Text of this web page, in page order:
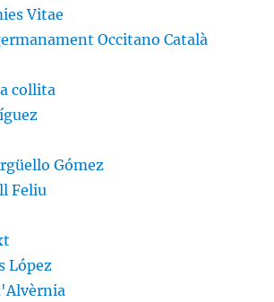
Vitae
Occitano Català
collita
Gómez
Feliu
López